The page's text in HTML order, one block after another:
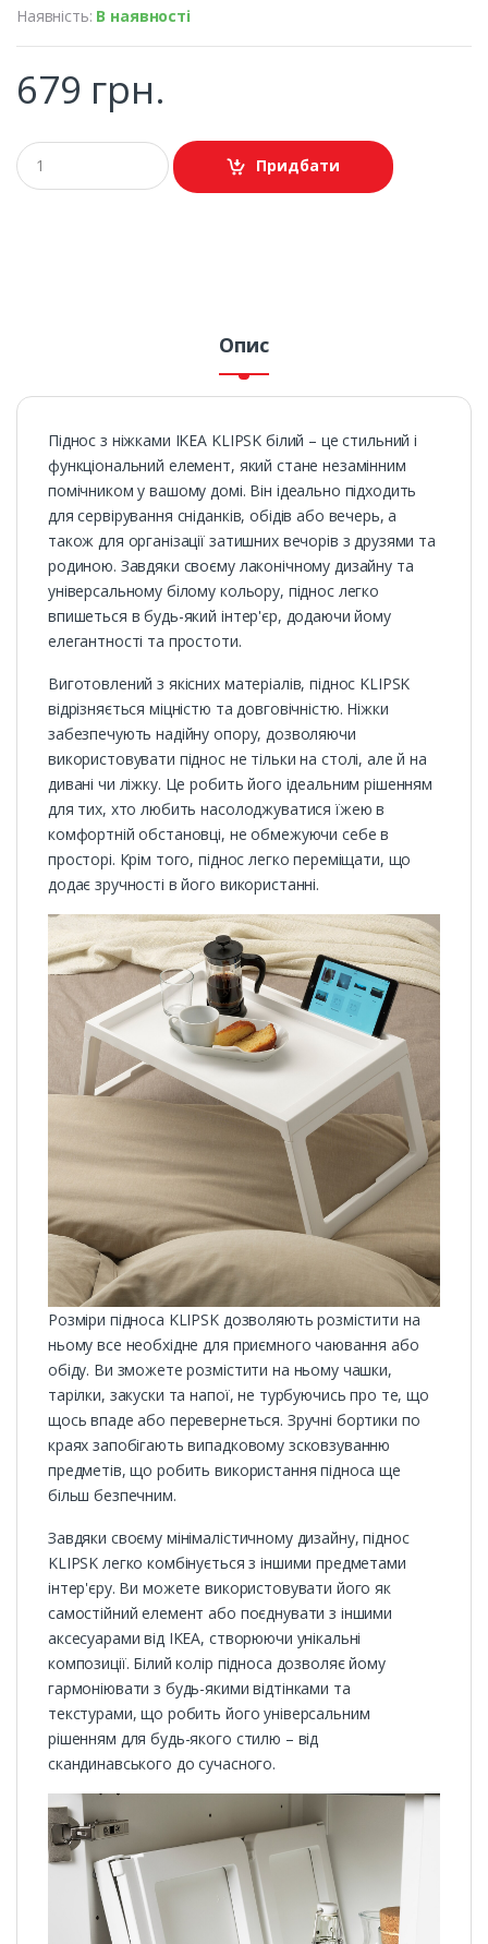
Наявність: В наявності
679 грн.
Придбати
Опис
Піднос з ніжками IKEA KLIPSK білий – це стильний і
функціональний елемент, який стане незамінним
помічником у вашому домі. Він ідеально підходить
для сервірування сніданків, обідів або вечерь, а
також для організації затишних вечорів з друзями та
родиною. Завдяки своєму лаконічному дизайну та
універсальному білому кольору, піднос легко
впишеться в будь-який інтер'єр, додаючи йому
елегантності та простоти.
Виготовлений з якісних матеріалів, піднос KLIPSK
відрізняється міцністю та довговічністю. Ніжки
забезпечують надійну опору, дозволяючи
використовувати піднос не тільки на столі, але й на
дивані чи ліжку. Це робить його ідеальним рішенням
для тих, хто любить насолоджуватися їжею в
комфортній обстановці, не обмежуючи себе в
просторі. Крім того, піднос легко переміщати, що
додає зручності в його використанні.
Розміри підноса KLIPSK дозволяють розмістити на
ньому все необхідне для приємного чаювання або
обіду. Ви зможете розмістити на ньому чашки,
тарілки, закуски та напої, не турбуючись про те, що
щось впаде або перевернеться. Зручні бортики по
краях запобігають випадковому зсковзуванню
предметів, що робить використання підноса ще
більш безпечним.
Завдяки своєму мінімалістичному дизайну, піднос
KLIPSK легко комбінується з іншими предметами
інтер'єру. Ви можете використовувати його як
самостійний елемент або поєднувати з іншими
аксесуарами від IKEA, створюючи унікальні
композиції. Білий колір підноса дозволяє йому
гармоніювати з будь-якими відтінками та
текстурами, що робить його універсальним
рішенням для будь-якого стилю – від
скандинавського до сучасного.